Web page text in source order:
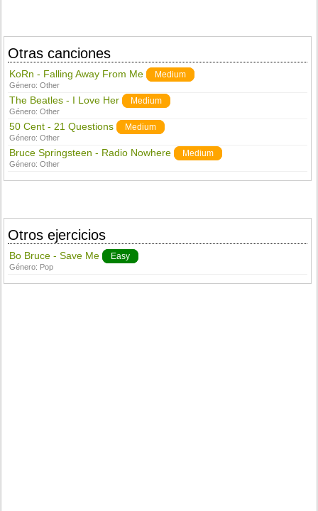
Otras canciones
KoRn - Falling Away From Me Medium
Género:Other
The Beatles - I Love Her Medium
Género:Other
50 Cent - 21 Questions Medium
Género:Other
Bruce Springsteen - Radio Nowhere Medium
Género:Other
Otros ejercicios
Bo Bruce - Save Me Easy
Género: Pop